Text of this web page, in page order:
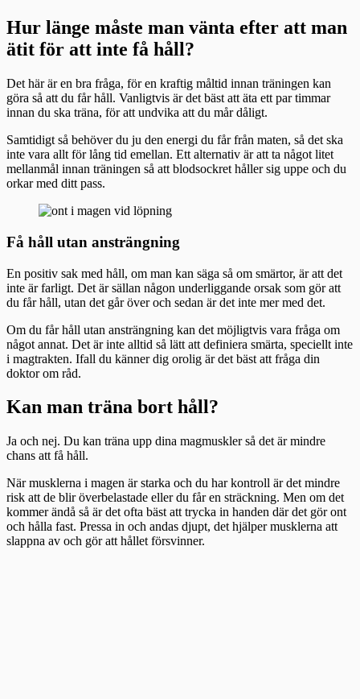
Hur länge måste man vänta efter att man
ätit för att inte få håll?
Det här är en bra fråga, för en kraftig måltid innan träningen kan
göra så att du får håll. Vanligtvis är det bäst att äta ett par timmar
innan du ska träna, för att undvika att du mår dåligt.
Samtidigt så behöver du ju den energi du får från maten, så det ska
inte vara allt för lång tid emellan. Ett alternativ är att ta något litet
mellanmål innan träningen så att blodsockret håller sig uppe och du
orkar med ditt pass.
Få håll utan ansträngning
En positiv sak med håll, om man kan säga så om smärtor, är att det
inte är farligt. Det är sällan någon underliggande orsak som gör att
du får håll, utan det går över och sedan är det inte mer med det.
Om du får håll utan ansträngning kan det möjligtvis vara fråga om
något annat. Det är inte alltid så lätt att definiera smärta, speciellt inte
i magtrakten. Ifall du känner dig orolig är det bäst att fråga din
doktor om råd.
Kan man träna bort håll?
Ja och nej. Du kan träna upp dina magmuskler så det är mindre
chans att få håll.
När musklerna i magen är starka och du har kontroll är det mindre
risk att de blir överbelastade eller du får en sträckning. Men om det
kommer ändå så är det ofta bäst att trycka in handen där det gör ont
och hålla fast. Pressa in och andas djupt, det hjälper musklerna att
slappna av och gör att hållet försvinner.